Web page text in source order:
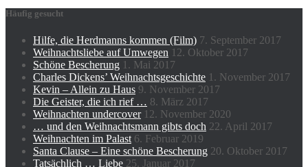
Häufig gesucht
Hilfe, die Herdmanns kommen (Film) 7. September 2017
Weihnachtsliebe auf Umwegen 12. Oktober 2017
Schöne Bescherung 1. Mai 2017
Charles Dickens’ Weihnachtsgeschichte 1. November 2017
Kevin – Allein zu Haus 9. November 2017
Die Geister, die ich rief … 8. März 2017
Weihnachten undercover 12. November 2020
… und den Weihnachtsmann gibts doch 22. April 2017
Weihnachten im Palast 6. Februar 2019
Santa Clause – Eine schöne Bescherung 20. Oktober 2017
Tatsächlich … Liebe 25. Januar 2017